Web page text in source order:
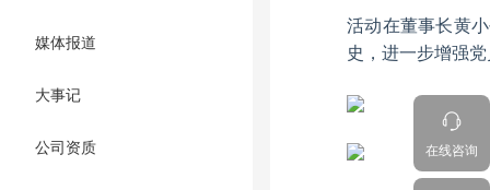
媒体报道
大事记
公司资质
活动在董事长黄
史，进一步增强
在线咨询